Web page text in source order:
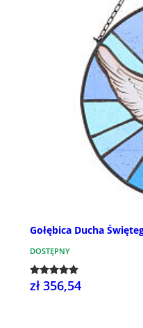
Gołębica Ducha
DOSTĘPNY
zł 356,54